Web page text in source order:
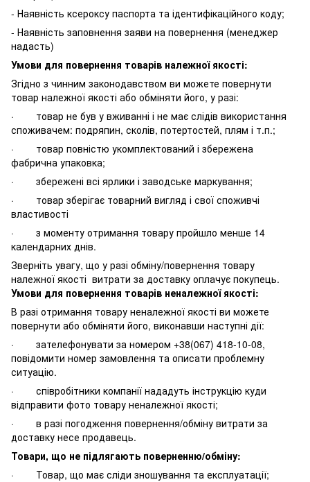
- Наявність ксероксу паспорта та ідентифікаційного коду;
- Наявність заповнення заяви на повернення (менеджер
надасть)
Умови для повернення товарів належної якості:
Згідно з чинним законодавством ви можете повернути
товар належної якості або обміняти його, у разі:
· товар не був у вживанні і не має слідів використання
споживачем: подряпин, сколів, потертостей, плям і т.п.;
· товар повністю укомплектований і збережена
фабрична упаковка;
· збережені всі ярлики і заводське маркування;
· товар зберігає товарний вигляд і свої споживчі
властивості
· з моменту отримання товару пройшло менше 14
календарних днів.
Зверніть увагу, що у разі обміну/повернення товару
належної якості витрати за доставку оплачує покупець.
Умови для повернення товарів неналежної якості:
В разі отримання товару неналежної якості ви можете
повернути або обміняти його, виконавши наступні дії:
· зателефонувати за номером +38(067) 418-10-08,
повідомити номер замовлення та описати проблемну
ситуацію.
· співробітники компанії нададуть інструкцію куди
відправити фото товару неналежної якості;
· в разі погодження повернення/обміну витрати за
доставку несе продавець.
Товари, що не підлягають поверненню/обміну:
· Товар, що має сліди зношування та експлуатації;